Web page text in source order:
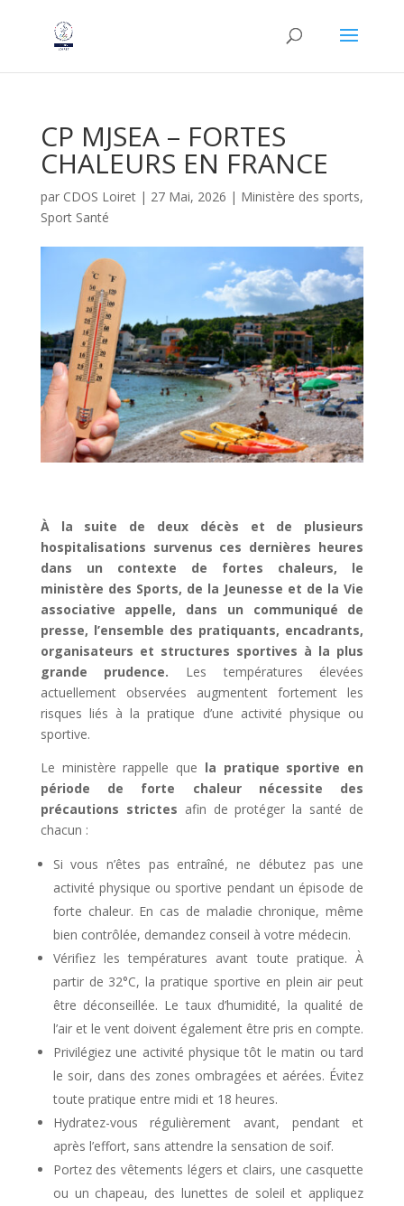
CP MJSEA – FORTES
CHALEURS EN FRANCE
par CDOS Loiret| 27 Mai, 2026 | Ministère des sports,
Sport Santé
À la suite de deux décès et de plusieurs
hospitalisations survenus ces dernières heures
dans un contexte de fortes chaleurs, le
ministère des Sports, de la Jeunesse et de la Vie
associative appelle, dans un communiqué de
presse, l’ensemble des pratiquants, encadrants,
organisateurs et structures sportives à la plus
grande prudence. Les températures élevées
actuellement observées augmentent fortement les
risques liés à la pratique d’une activité physique ou
sportive.
Le ministère rappelle que la pratique sportive en
période de forte chaleur nécessite des
précautions strictes afin de protéger la santé de
chacun :
Si vous n’êtes pas entraîné, ne débutez pas une
activité physique ou sportive pendant un épisode de
forte chaleur. En cas de maladie chronique, même
bien contrôlée, demandez conseil à votre médecin.
Vérifiez les températures avant toute pratique. À
partir de 32°C, la pratique sportive en plein air peut
être déconseillée. Le taux d’humidité, la qualité de
l’air et le vent doivent également être pris en compte.
Privilégiez une activité physique tôt le matin ou tard
le soir, dans des zones ombragées et aérées. Évitez
toute pratique entre midi et 18 heures.
Hydratez-vous régulièrement avant, pendant et
après l’effort, sans attendre la sensation de soif.
Portez des vêtements légers et clairs, une casquette
ou un chapeau, des lunettes de soleil et appliquez